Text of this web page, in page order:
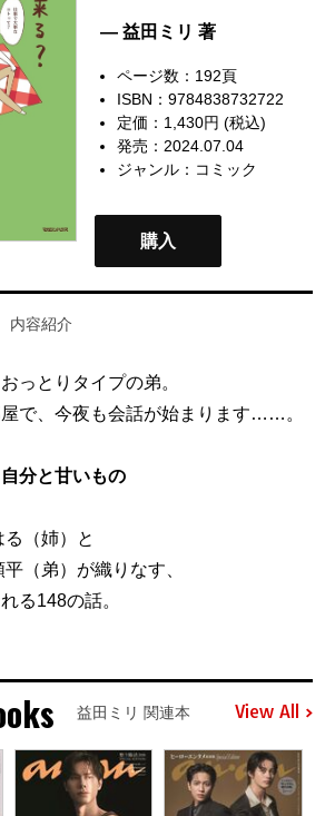
— 益田ミリ 著
ページ数：192頁
ISBN：9784838732722
定価：1,430円 (税込)
発売：2024.07.04
ジャンル： コミック
購入
内容紹介
っとりタイプの弟。
で、今夜も会話が始まります……。
分と甘いもの
（姉）と
（弟）が織りなす、
る148の話。
益田ミリ 関連本 View All